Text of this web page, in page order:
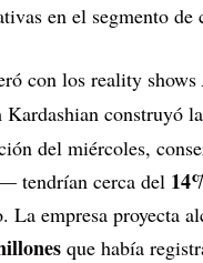
en el segmento
con los reality shows
construyó
del miércoles,
tendrían cerca del
La empresa proyecta
que había